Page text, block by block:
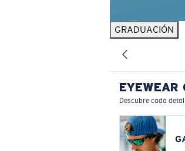
GRADUACIÓN
EYEWEAR
Descubre cada